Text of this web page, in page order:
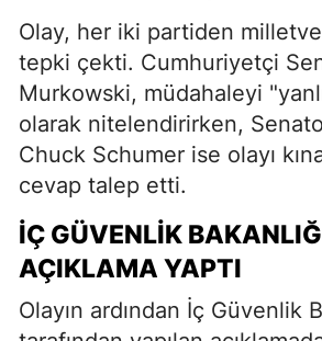
Olay, her iki partiden
tepki çekti. Cumhuriyetçi
Murkowski, müdahaleyi
olarak nitelendirirken, Senato
Chuck Schumer ise olayı
cevap talep etti.
İÇ GÜVENLIK
AÇIKLAMA YAPTI
Olayın ardından İç Güvenlik